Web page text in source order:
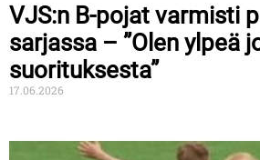
VJS:n B-pojat varmisti
sarjassa – ”Olen ylpeä
suorituksesta”
17.06.2026